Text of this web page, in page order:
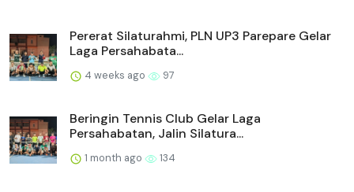
Pererat Silaturahmi, PLN UP3 Parepare Gelar
Laga Persahabata...
4 weeks ago 97
Beringin Tennis Club Gelar Laga
Persahabatan, Jalin Silatura...
1 month ago 134